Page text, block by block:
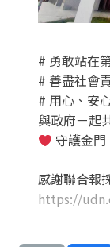
# 勇敢站在
# 善盡社會
# 用心、安
與政府ㄧ起
守護金門
感謝聯合報
https://